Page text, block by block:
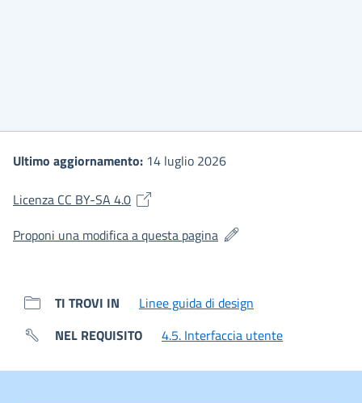
Ultimo aggiornamento: 14 luglio 2026
Licenza CC BY-SA 4.0(si apre in una nuova finestra)
Proponi una modifica a questa pagina(si apre in una nuova
TI TROVI IN
Linee guida di design
NEL REQUISITO
4.5. Interfaccia utente